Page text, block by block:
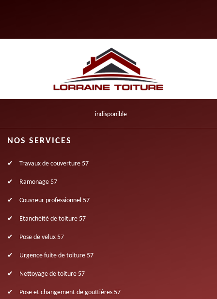
indisponible
NOS SERVICES
Travaux de couverture 57
Ramonage 57
Couvreur professionnel 57
Etanchéité de toiture 57
Pose de velux 57
Urgence fuite de toiture 57
Nettoyage de toiture 57
Pose et changement de gouttières 57